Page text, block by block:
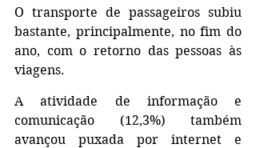
O transporte de passageiros subiu
bastante, principalmente, no fim do
ano, com o retorno das pessoas às
viagens.
A atividade de informação e
comunicação (12,3%) também
avançou puxada por internet e